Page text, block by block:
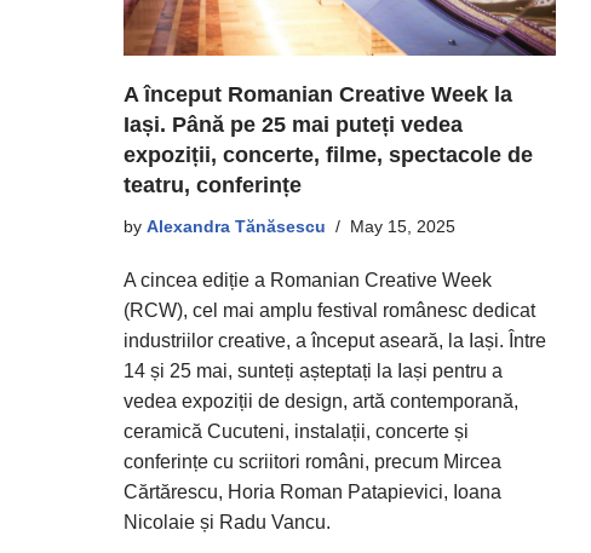
A început Romanian Creative Week la
Iași. Până pe 25 mai puteți vedea
expoziții, concerte, filme, spectacole de
teatru, conferințe
by Alexandra Tănăsescu May 15, 2025
A cincea ediție a Romanian Creative Week
(RCW), cel mai amplu festival românesc dedicat
industriilor creative, a început aseară, la Iași. Între
14 și 25 mai, sunteți așteptați la Iași pentru a
vedea expoziții de design, artă contemporană,
ceramică Cucuteni, instalații, concerte și
conferințe cu scriitori români, precum Mircea
Cărtărescu, Horia Roman Patapievici, Ioana
Nicolaie și Radu Vancu.